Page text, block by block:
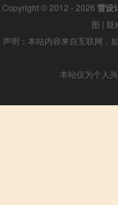
Copyright © 2012 - 2026 雷设
图 | 疑
声明：本站内容来自互联网，
本站仅为个人